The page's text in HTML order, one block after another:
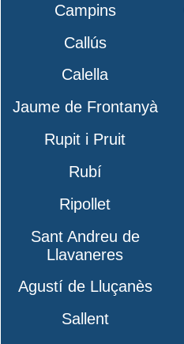
Campins
Callús
Calella
Jaume de Frontanyà
Rupit i Pruit
Rubí
Ripollet
Sant Andreu de
Llavaneres
Agustí de Lluçanès
Sallent